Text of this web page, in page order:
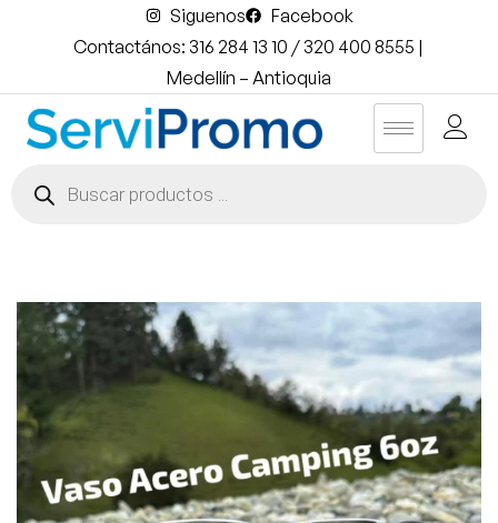
Siguenos
Facebook
Contactános: 316 284 13 10 / 320 400 8555 |
Medellín – Antioquia